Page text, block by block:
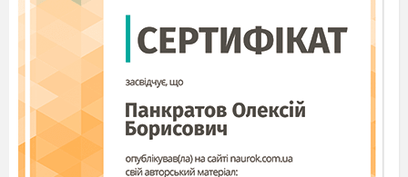
розвитку особистості учня у процесі вивчення
природничих дисциплін, детальний аналіз методів та
прийомів навчання, що сприяють інтелектуальному
розвитку особистості, зокрема стимулюють розвиток
основних мисленнєвих процесів, критичного,
дивергентного та просторового мислення, здатності до
рефлексії, побудови інтелектуальних стратегій. Також
наведено перелік основних форм роботи з учнями, які